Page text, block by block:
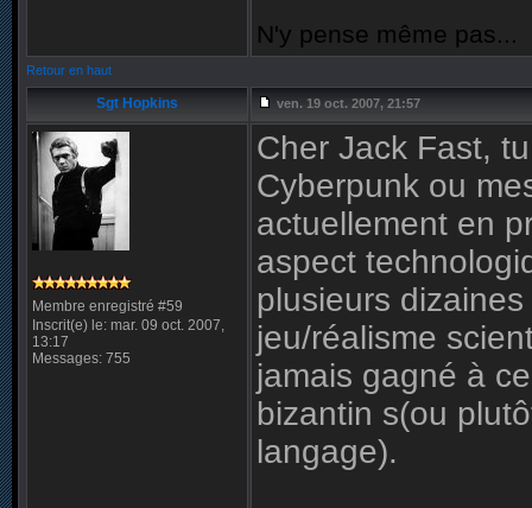
N'y pense même pas...
Retour en haut
Sgt Hopkins ven. 19 oct. 2007, 21:57
Membre enregistré #59
Inscrit(e) le: mar. 09 oct. 2007,
13:17
Messages: 755
Cher Jack Fast,
Cyberpunk ou
actuellement en
aspect
plusieurs
jeu/réalisme
jamais gagné à
bizantin s(ou
langage).